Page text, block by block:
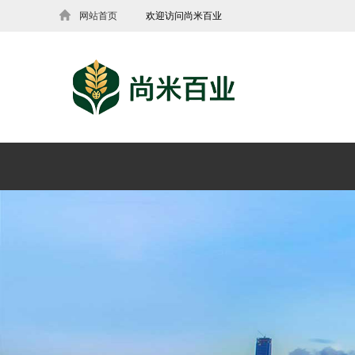
网站首页 欢迎访问尚米百业